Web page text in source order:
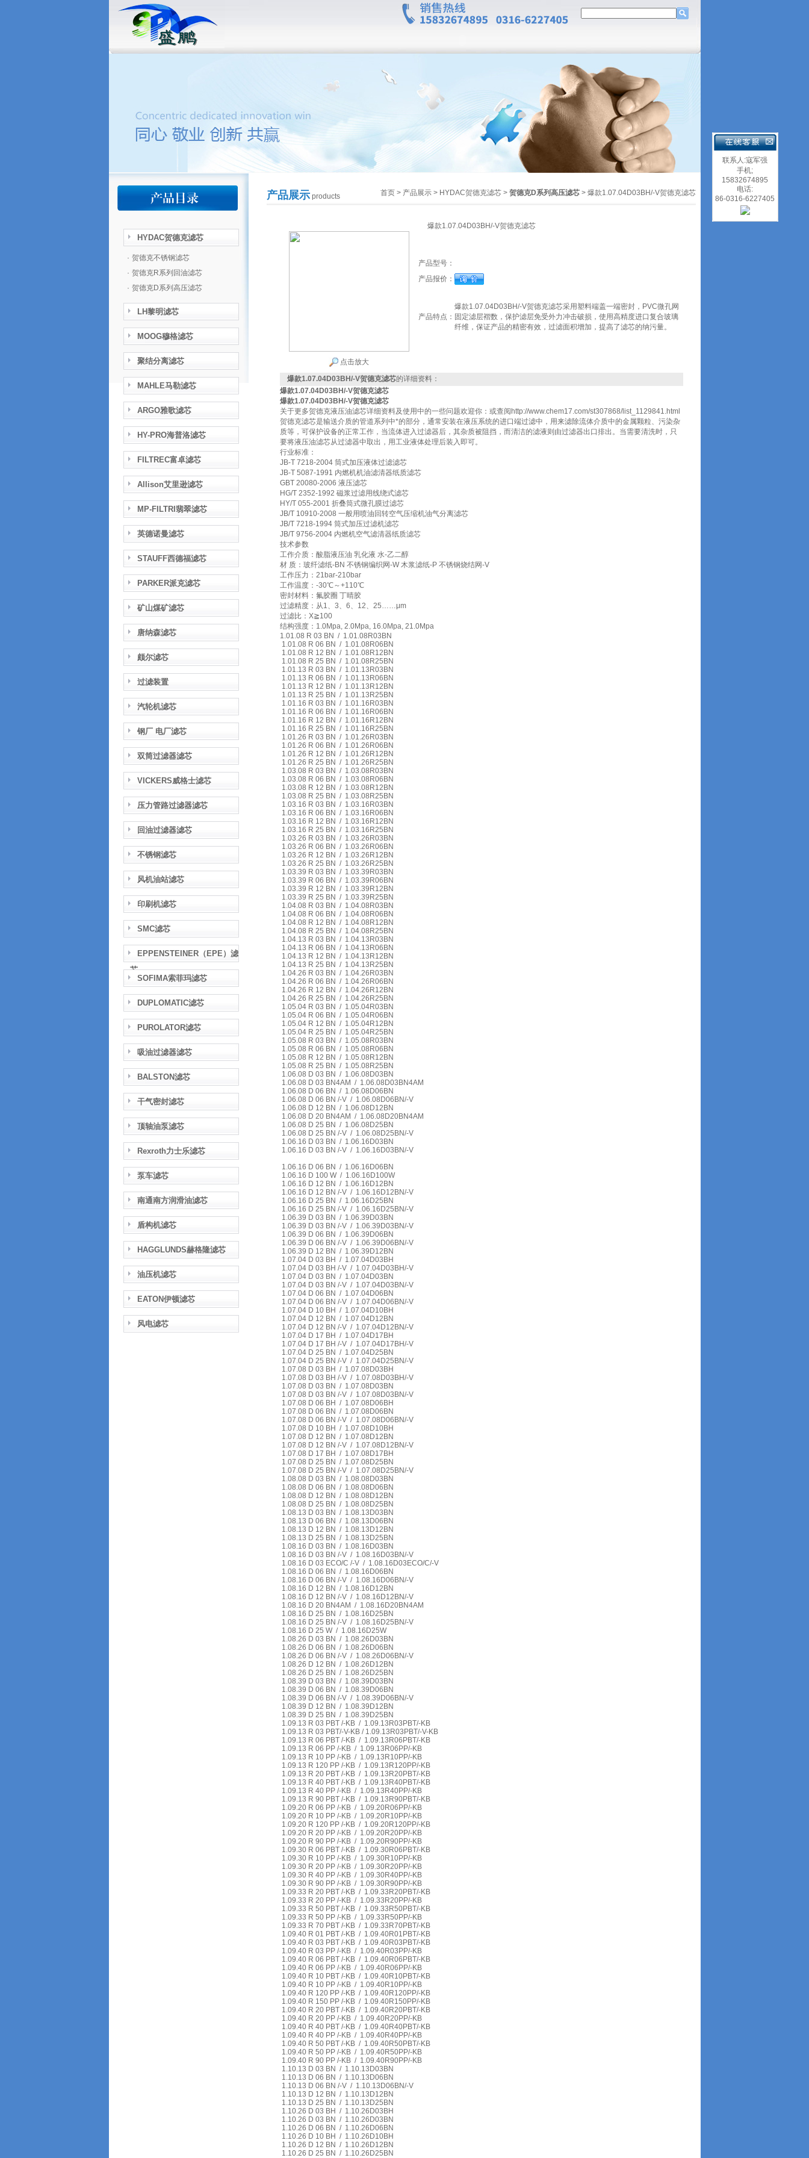
HYDAC贺德克滤芯
· 贺德克不锈钢滤芯
· 贺德克R系列回油滤芯
· 贺德克D系列高压滤芯
LH黎明滤芯
MOOG穆格滤芯
聚结分离滤芯
MAHLE马勒滤芯
ARGO雅歌滤芯
HY-PRO海普洛滤芯
FILTREC富卓滤芯
Allison艾里逊滤芯
MP-FILTRI翡翠滤芯
英德诺曼滤芯
STAUFF西德福滤芯
PARKER派克滤芯
矿山煤矿滤芯
唐纳森滤芯
颇尔滤芯
过滤装置
汽轮机滤芯
钢厂 电厂滤芯
双筒过滤器滤芯
VICKERS威格士滤芯
压力管路过滤器滤芯
回油过滤器滤芯
不锈钢滤芯
风机油站滤芯
印刷机滤芯
SMC滤芯
EPPENSTEINER（EPE）滤
芯
SOFIMA索菲玛滤芯
DUPLOMATIC滤芯
PUROLATOR滤芯
吸油过滤器滤芯
BALSTON滤芯
干气密封滤芯
顶轴油泵滤芯
Rexroth力士乐滤芯
泵车滤芯
南通南方润滑油滤芯
盾构机滤芯
HAGGLUNDS赫格隆滤芯
油压机滤芯
EATON伊顿滤芯
风电滤芯
产品展示 products 首页 > 产品展示 > HYDAC贺德克滤芯 > 贺德克D系列高压滤芯 > 爆款1.07.04D03BH/-V贺德克滤芯
爆款1.07.04D03BH/-V贺德克滤芯
点击放大
产品型号：
产品报价：
产品特点：
爆款1.07.04D03BH/-V贺德克滤芯采用塑料端盖一端密封，PVC微孔网
固定滤层褶数，保护滤层免受外力冲击破损，使用高精度进口复合玻璃
纤维，保证产品的精密有效，过滤面积增加，提高了滤芯的纳污量。
爆款1.07.04D03BH/-V贺德克滤芯的详细资料：
爆款1.07.04D03BH/-V贺德克滤芯
爆款1.07.04D03BH/-V贺德克滤芯
关于更多贺德克液压油滤芯详细资料及使用中的一些问题欢迎你：或查阅http://www.chem17.com/st307868/list_1129841.html
贺德克滤芯是输送介质的管道系列中*的部分，通常安装在液压系统的进口端过滤中，用来滤除流体介质中的金属颗粒、污染杂
质等，可保护设备的正常工作，当流体进入过滤器后，其杂质被阻挡，而清洁的滤液则由过滤器出口排出。当需要清洗时，只
要将液压油滤芯从过滤器中取出，用工业液体处理后装入即可。
行业标准：
JB-T 7218-2004 筒式加压液体过滤滤芯
JB-T 5087-1991 内燃机机油滤清器纸质滤芯
GBT 20080-2006 液压滤芯
HG/T 2352-1992 磁浆过滤用线绕式滤芯
HY/T 055-2001 折叠筒式微孔膜过滤芯
JB/T 10910-2008 一般用喷油回转空气压缩机油气分离滤芯
JB/T 7218-1994 筒式加压过滤机滤芯
JB/T 9756-2004 内燃机空气滤清器纸质滤芯
技术参数
工作介质：酸脂液压油 乳化液 水-乙二醇
材 质：玻纤滤纸-BN 不锈钢编织网-W 木浆滤纸-P 不锈钢烧结网-V
工作压力：21bar-210bar
工作温度：-30℃～+110℃
密封材料：氟胶圈 丁晴胶
过滤精度：从1、3、6、12、25……μm
过滤比：X≧100
结构强度：1.0Mpa, 2.0Mpa, 16.0Mpa, 21.0Mpa
1.01.08 R 03 BN / 1.01.08R03BN
1.01.08 R 06 BN / 1.01.08R06BN
1.01.08 R 12 BN / 1.01.08R12BN
1.01.08 R 25 BN / 1.01.08R25BN
1.01.13 R 03 BN / 1.01.13R03BN
1.01.13 R 06 BN / 1.01.13R06BN
1.01.13 R 12 BN / 1.01.13R12BN
1.01.13 R 25 BN / 1.01.13R25BN
1.01.16 R 03 BN / 1.01.16R03BN
1.01.16 R 06 BN / 1.01.16R06BN
1.01.16 R 12 BN / 1.01.16R12BN
1.01.16 R 25 BN / 1.01.16R25BN
1.01.26 R 03 BN / 1.01.26R03BN
1.01.26 R 06 BN / 1.01.26R06BN
1.01.26 R 12 BN / 1.01.26R12BN
1.01.26 R 25 BN / 1.01.26R25BN
1.03.08 R 03 BN / 1.03.08R03BN
1.03.08 R 06 BN / 1.03.08R06BN
1.03.08 R 12 BN / 1.03.08R12BN
1.03.08 R 25 BN / 1.03.08R25BN
1.03.16 R 03 BN / 1.03.16R03BN
1.03.16 R 06 BN / 1.03.16R06BN
1.03.16 R 12 BN / 1.03.16R12BN
1.03.16 R 25 BN / 1.03.16R25BN
1.03.26 R 03 BN / 1.03.26R03BN
1.03.26 R 06 BN / 1.03.26R06BN
1.03.26 R 12 BN / 1.03.26R12BN
1.03.26 R 25 BN / 1.03.26R25BN
1.03.39 R 03 BN / 1.03.39R03BN
1.03.39 R 06 BN / 1.03.39R06BN
1.03.39 R 12 BN / 1.03.39R12BN
1.03.39 R 25 BN / 1.03.39R25BN
1.04.08 R 03 BN / 1.04.08R03BN
1.04.08 R 06 BN / 1.04.08R06BN
1.04.08 R 12 BN / 1.04.08R12BN
1.04.08 R 25 BN / 1.04.08R25BN
1.04.13 R 03 BN / 1.04.13R03BN
1.04.13 R 06 BN / 1.04.13R06BN
1.04.13 R 12 BN / 1.04.13R12BN
1.04.13 R 25 BN / 1.04.13R25BN
1.04.26 R 03 BN / 1.04.26R03BN
1.04.26 R 06 BN / 1.04.26R06BN
1.04.26 R 12 BN / 1.04.26R12BN
1.04.26 R 25 BN / 1.04.26R25BN
1.05.04 R 03 BN / 1.05.04R03BN
1.05.04 R 06 BN / 1.05.04R06BN
1.05.04 R 12 BN / 1.05.04R12BN
1.05.04 R 25 BN / 1.05.04R25BN
1.05.08 R 03 BN / 1.05.08R03BN
1.05.08 R 06 BN / 1.05.08R06BN
1.05.08 R 12 BN / 1.05.08R12BN
1.05.08 R 25 BN / 1.05.08R25BN
1.06.08 D 03 BN / 1.06.08D03BN
1.06.08 D 03 BN4AM / 1.06.08D03BN4AM
1.06.08 D 06 BN / 1.06.08D06BN
1.06.08 D 06 BN /-V / 1.06.08D06BN/-V
1.06.08 D 12 BN / 1.06.08D12BN
1.06.08 D 20 BN4AM / 1.06.08D20BN4AM
1.06.08 D 25 BN / 1.06.08D25BN
1.06.08 D 25 BN /-V / 1.06.08D25BN/-V
1.06.16 D 03 BN / 1.06.16D03BN
1.06.16 D 03 BN /-V / 1.06.16D03BN/-V
1.06.16 D 06 BN / 1.06.16D06BN
1.06.16 D 100 W / 1.06.16D100W
1.06.16 D 12 BN / 1.06.16D12BN
1.06.16 D 12 BN /-V / 1.06.16D12BN/-V
1.06.16 D 25 BN / 1.06.16D25BN
1.06.16 D 25 BN /-V / 1.06.16D25BN/-V
1.06.39 D 03 BN / 1.06.39D03BN
1.06.39 D 03 BN /-V / 1.06.39D03BN/-V
1.06.39 D 06 BN / 1.06.39D06BN
1.06.39 D 06 BN /-V / 1.06.39D06BN/-V
1.06.39 D 12 BN / 1.06.39D12BN
1.07.04 D 03 BH / 1.07.04D03BH
1.07.04 D 03 BH /-V / 1.07.04D03BH/-V
1.07.04 D 03 BN / 1.07.04D03BN
1.07.04 D 03 BN /-V / 1.07.04D03BN/-V
1.07.04 D 06 BN / 1.07.04D06BN
1.07.04 D 06 BN /-V / 1.07.04D06BN/-V
1.07.04 D 10 BH / 1.07.04D10BH
1.07.04 D 12 BN / 1.07.04D12BN
1.07.04 D 12 BN /-V / 1.07.04D12BN/-V
1.07.04 D 17 BH / 1.07.04D17BH
1.07.04 D 17 BH /-V / 1.07.04D17BH/-V
1.07.04 D 25 BN / 1.07.04D25BN
1.07.04 D 25 BN /-V / 1.07.04D25BN/-V
1.07.08 D 03 BH / 1.07.08D03BH
1.07.08 D 03 BH /-V / 1.07.08D03BH/-V
1.07.08 D 03 BN / 1.07.08D03BN
1.07.08 D 03 BN /-V / 1.07.08D03BN/-V
1.07.08 D 06 BH / 1.07.08D06BH
1.07.08 D 06 BN / 1.07.08D06BN
1.07.08 D 06 BN /-V / 1.07.08D06BN/-V
1.07.08 D 10 BH / 1.07.08D10BH
1.07.08 D 12 BN / 1.07.08D12BN
1.07.08 D 12 BN /-V / 1.07.08D12BN/-V
1.07.08 D 17 BH / 1.07.08D17BH
1.07.08 D 25 BN / 1.07.08D25BN
1.07.08 D 25 BN /-V / 1.07.08D25BN/-V
1.08.08 D 03 BN / 1.08.08D03BN
1.08.08 D 06 BN / 1.08.08D06BN
1.08.08 D 12 BN / 1.08.08D12BN
1.08.08 D 25 BN / 1.08.08D25BN
1.08.13 D 03 BN / 1.08.13D03BN
1.08.13 D 06 BN / 1.08.13D06BN
1.08.13 D 12 BN / 1.08.13D12BN
1.08.13 D 25 BN / 1.08.13D25BN
1.08.16 D 03 BN / 1.08.16D03BN
1.08.16 D 03 BN /-V / 1.08.16D03BN/-V
1.08.16 D 03 ECO/C /-V / 1.08.16D03ECO/C/-V
1.08.16 D 06 BN / 1.08.16D06BN
1.08.16 D 06 BN /-V / 1.08.16D06BN/-V
1.08.16 D 12 BN / 1.08.16D12BN
1.08.16 D 12 BN /-V / 1.08.16D12BN/-V
1.08.16 D 20 BN4AM / 1.08.16D20BN4AM
1.08.16 D 25 BN / 1.08.16D25BN
1.08.16 D 25 BN /-V / 1.08.16D25BN/-V
1.08.16 D 25 W / 1.08.16D25W
1.08.26 D 03 BN / 1.08.26D03BN
1.08.26 D 06 BN / 1.08.26D06BN
1.08.26 D 06 BN /-V / 1.08.26D06BN/-V
1.08.26 D 12 BN / 1.08.26D12BN
1.08.26 D 25 BN / 1.08.26D25BN
1.08.39 D 03 BN / 1.08.39D03BN
1.08.39 D 06 BN / 1.08.39D06BN
1.08.39 D 06 BN /-V / 1.08.39D06BN/-V
1.08.39 D 12 BN / 1.08.39D12BN
1.08.39 D 25 BN / 1.08.39D25BN
1.09.13 R 03 PBT /-KB / 1.09.13R03PBT/-KB
1.09.13 R 03 PBT/-V-KB / 1.09.13R03PBT/-V-KB
1.09.13 R 06 PBT /-KB / 1.09.13R06PBT/-KB
1.09.13 R 06 PP /-KB / 1.09.13R06PP/-KB
1.09.13 R 10 PP /-KB / 1.09.13R10PP/-KB
1.09.13 R 120 PP /-KB / 1.09.13R120PP/-KB
1.09.13 R 20 PBT /-KB / 1.09.13R20PBT/-KB
1.09.13 R 40 PBT /-KB / 1.09.13R40PBT/-KB
1.09.13 R 40 PP /-KB / 1.09.13R40PP/-KB
1.09.13 R 90 PBT /-KB / 1.09.13R90PBT/-KB
1.09.20 R 06 PP /-KB / 1.09.20R06PP/-KB
1.09.20 R 10 PP /-KB / 1.09.20R10PP/-KB
1.09.20 R 120 PP /-KB / 1.09.20R120PP/-KB
1.09.20 R 20 PP /-KB / 1.09.20R20PP/-KB
1.09.20 R 90 PP /-KB / 1.09.20R90PP/-KB
1.09.30 R 06 PBT /-KB / 1.09.30R06PBT/-KB
1.09.30 R 10 PP /-KB / 1.09.30R10PP/-KB
1.09.30 R 20 PP /-KB / 1.09.30R20PP/-KB
1.09.30 R 40 PP /-KB / 1.09.30R40PP/-KB
1.09.30 R 90 PP /-KB / 1.09.30R90PP/-KB
1.09.33 R 20 PBT /-KB / 1.09.33R20PBT/-KB
1.09.33 R 20 PP /-KB / 1.09.33R20PP/-KB
1.09.33 R 50 PBT /-KB / 1.09.33R50PBT/-KB
1.09.33 R 50 PP /-KB / 1.09.33R50PP/-KB
1.09.33 R 70 PBT /-KB / 1.09.33R70PBT/-KB
1.09.40 R 01 PBT /-KB / 1.09.40R01PBT/-KB
1.09.40 R 03 PBT /-KB / 1.09.40R03PBT/-KB
1.09.40 R 03 PP /-KB / 1.09.40R03PP/-KB
1.09.40 R 06 PBT /-KB / 1.09.40R06PBT/-KB
1.09.40 R 06 PP /-KB / 1.09.40R06PP/-KB
1.09.40 R 10 PBT /-KB / 1.09.40R10PBT/-KB
1.09.40 R 10 PP /-KB / 1.09.40R10PP/-KB
1.09.40 R 120 PP /-KB / 1.09.40R120PP/-KB
1.09.40 R 150 PP /-KB / 1.09.40R150PP/-KB
1.09.40 R 20 PBT /-KB / 1.09.40R20PBT/-KB
1.09.40 R 20 PP /-KB / 1.09.40R20PP/-KB
1.09.40 R 40 PBT /-KB / 1.09.40R40PBT/-KB
1.09.40 R 40 PP /-KB / 1.09.40R40PP/-KB
1.09.40 R 50 PBT /-KB / 1.09.40R50PBT/-KB
1.09.40 R 50 PP /-KB / 1.09.40R50PP/-KB
1.09.40 R 90 PP /-KB / 1.09.40R90PP/-KB
1.10.13 D 03 BN / 1.10.13D03BN
1.10.13 D 06 BN / 1.10.13D06BN
1.10.13 D 06 BN /-V / 1.10.13D06BN/-V
1.10.13 D 12 BN / 1.10.13D12BN
1.10.13 D 25 BN / 1.10.13D25BN
1.10.26 D 03 BH / 1.10.26D03BH
1.10.26 D 03 BN / 1.10.26D03BN
1.10.26 D 06 BN / 1.10.26D06BN
1.10.26 D 10 BH / 1.10.26D10BH
1.10.26 D 12 BN / 1.10.26D12BN
1.10.26 D 25 BN / 1.10.26D25BN
联系人:寇军强
手机;
15832674895
电话:
86-0316-6227405